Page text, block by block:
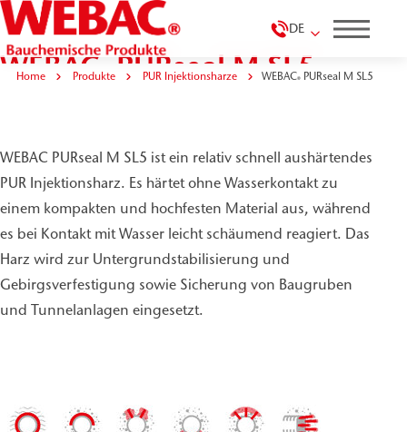
DE
Home Produkte PUR Injektionsharze WEBAC®PURseal M SL5
WEBAC®PURseal M SL5
WEBAC PURseal M SL5 ist ein relativ schnell aushärtendes
PUR Injektionsharz. Es härtet ohne Wasserkontakt zu
einem kompakten und hochfesten Material aus, während
es bei Kontakt mit Wasser leicht schäumend reagiert. Das
Harz wird zur Untergrundstabilisierung und
Gebirgsverfestigung sowie Sicherung von Baugruben
und Tunnelanlagen eingesetzt.